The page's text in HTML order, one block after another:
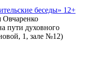
беседы» 12+
Овчаренко
пути духовного
1, зале №12)